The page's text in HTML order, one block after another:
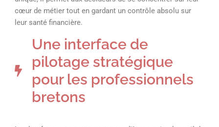
cœur de métier tout en gardant un contrôle absolu sur
leur santé financière.
Une interface de
pilotage stratégique
pour les professionnels
bretons